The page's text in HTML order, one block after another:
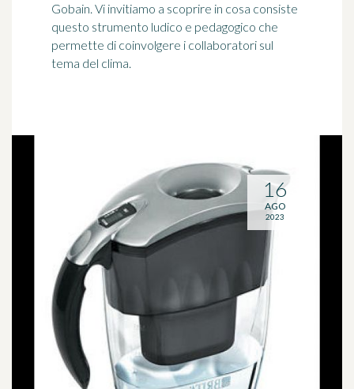
Gobain. Vi invitiamo a scoprire in cosa consiste
questo strumento ludico e pedagogico che
permette di coinvolgere i collaboratori sul
tema del clima.
16
AGO
2023